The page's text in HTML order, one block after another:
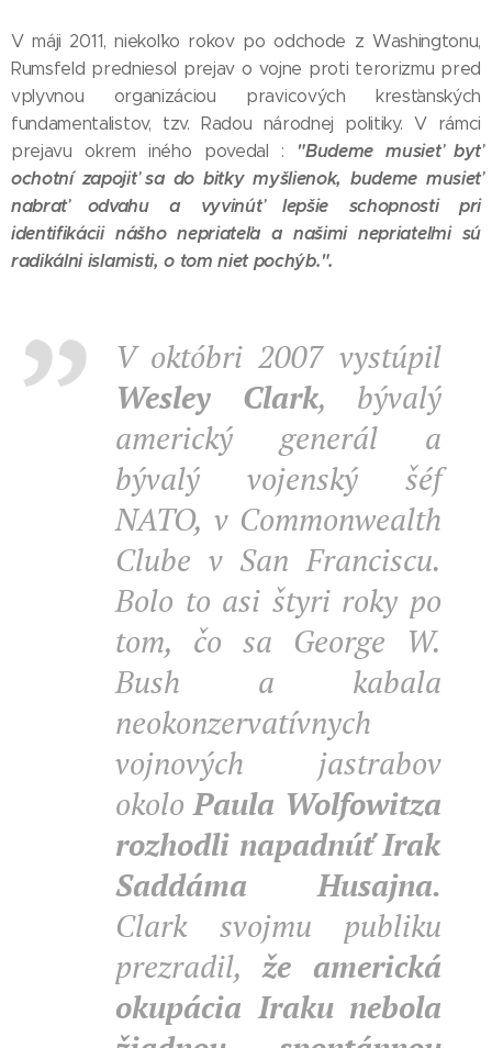
V máji 2011, niekoľko rokov po odchode z Washingtonu,
Rumsfeld predniesol prejav o vojne proti terorizmu pred
vplyvnou organizáciou pravicových kresťanských
fundamentalistov, tzv. Radou národnej politiky. V rámci
prejavu okrem iného povedal : "Budeme musieť byť
ochotní zapojiť sa do bitky myšlienok, budeme musieť
nabrať odvahu a vyvinúť lepšie schopnosti pri
identifikácii nášho nepriateľa a našimi nepriateľmi sú
radikálni islamisti, o tom niet pochýb.".
V októbri 2007 vystúpil
Wesley Clark, bývalý
americký generál a
bývalý vojenský šéf
NATO, v Commonwealth
Clube v San Franciscu.
Bolo to asi štyri roky po
tom, čo sa George W.
Bush a kabala
neokonzervatívnych
vojnových jastrabov
okoloPaula Wolfowitza
rozhodli napadnúť Irak
Saddáma Husajna.
Clark svojmu publiku
prezradil,že americká
okupácia Iraku nebola